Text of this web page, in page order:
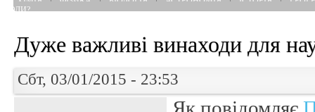
Дуже важливі винаходи для
Сбт, 03/01/2015 - 23:53